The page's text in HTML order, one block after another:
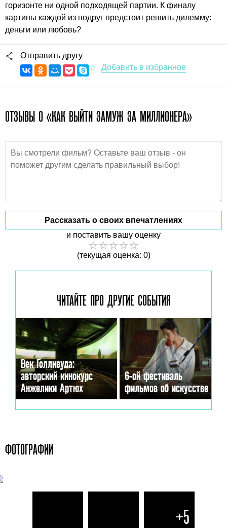
горизонте ни одной подходящей партии. К финалу
картины каждой из подруг предстоит решить дилемму:
деньги или любовь?
Отправить другу
ОТЗЫВЫ О «КАК ВЫЙТИ ЗАМУЖ ЗА МИЛЛИОНЕРА»
Рассказать о своих впечатлениях
и поставить вашу оценку
(текущая оценка: 0)
ЧИТАЙТЕ ПРО ДРУГИЕ СОБЫТИЯ
Век Голливуда:
авторский кинокурс
Анжелики Артюх
6-ой фестиваль
фильмов об искусстве
ФОТОГРАФИИ
+5